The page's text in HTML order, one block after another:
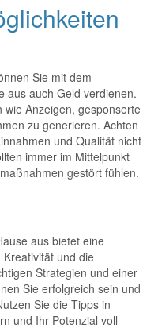
Sie mit dem
aus auch Geld verdienen.
wie Anzeigen, gesponserte
zu generieren. Achten
und Qualität nicht
immer im Mittelpunkt
gestört fühlen.
aus bietet eine
und die
Strategien und einer
Sie erfolgreich sein und
Sie die Tipps in
und Ihr Potenzial voll